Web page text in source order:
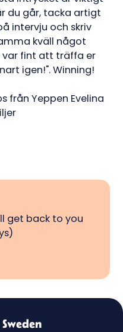
du går, tacka artigt
intervju och skriv
kväll något
var fint att träffa er
igen!". Winning!
från Yeppen Evelina
get back to you